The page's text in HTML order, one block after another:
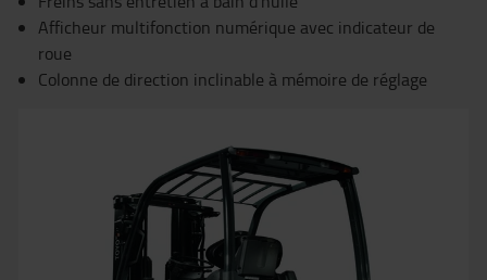
Afficheur multifonction numérique avec indicateur de
roue
Colonne de direction inclinable à mémoire de réglage